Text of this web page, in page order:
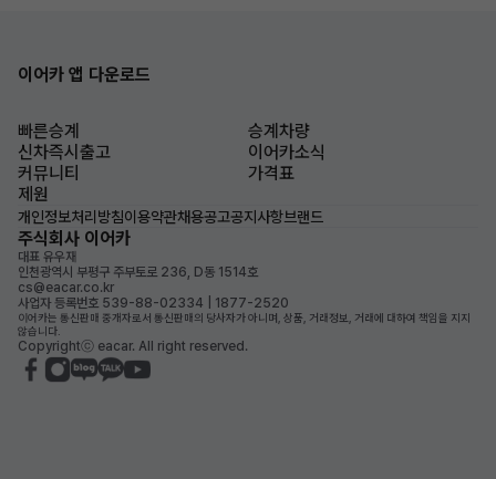
이어카 앱 다운로드
빠른승계
승계차량
신차즉시출고
이어카소식
커뮤니티
가격표
제원
개인정보처리방침이용약관채용공고공지사항브랜드
주식회사 이어카
대표 유우재
인천광역시 부평구 주부토로 236, D동 1514호
cs@eacar.co.kr
사업자 등록번호 539-88-02334 | 1877-2520
이어카는 통신판매 중개자로서 통신판매의 당사자가 아니며, 상품, 거래정보, 거래에 대하여 책임을 지지
않습니다.
Copyrightⓒ eacar. All right reserved.